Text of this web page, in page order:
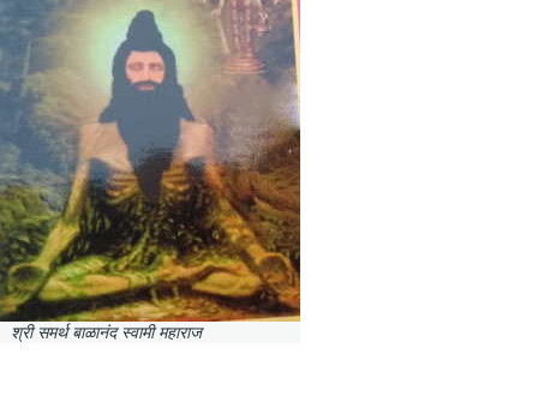
श्री समर्थ बाळानंद स्वामी महाराज